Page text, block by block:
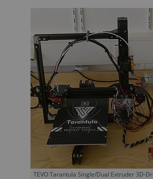
TEVO Tarantula Single/Dual Extruder 3D-